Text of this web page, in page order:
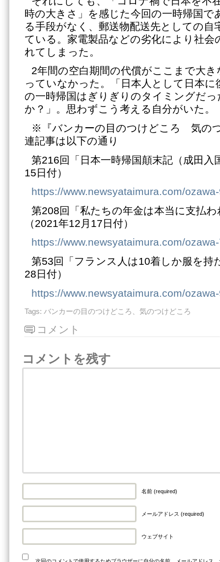
時の大きさ」を感じた今回の一時帰国で
る手段がなく、郵送物配送先としての自
ている。家電製品などの劣化により社会
れてしまった。
2年間の空白期間の代償がここまで大
っていなかった。「日本人として日本に
の一時帰国はぎりぎりのタイミングだ
か？」。思わずこう考える自分がいた。
※『バンカーの目のつけどころ 気の
連記事は以下の通り
第216回「日本一時帰国顛末記（成田入
15日付）
https://www.newsyataimura.com/
第208回「私たちの年金は本当に支払
（2021年12月17日付）
https://www.newsyataimura.com/
第53回「フランス人は10着しか服を持
28日付）
https://www.newsyataimura.com/
Tags: バンカーの目のつけどころ、気のつけどころ
コメント
コメントを残す
名前 (required)
メールアドレス (required)
ウェブサイト